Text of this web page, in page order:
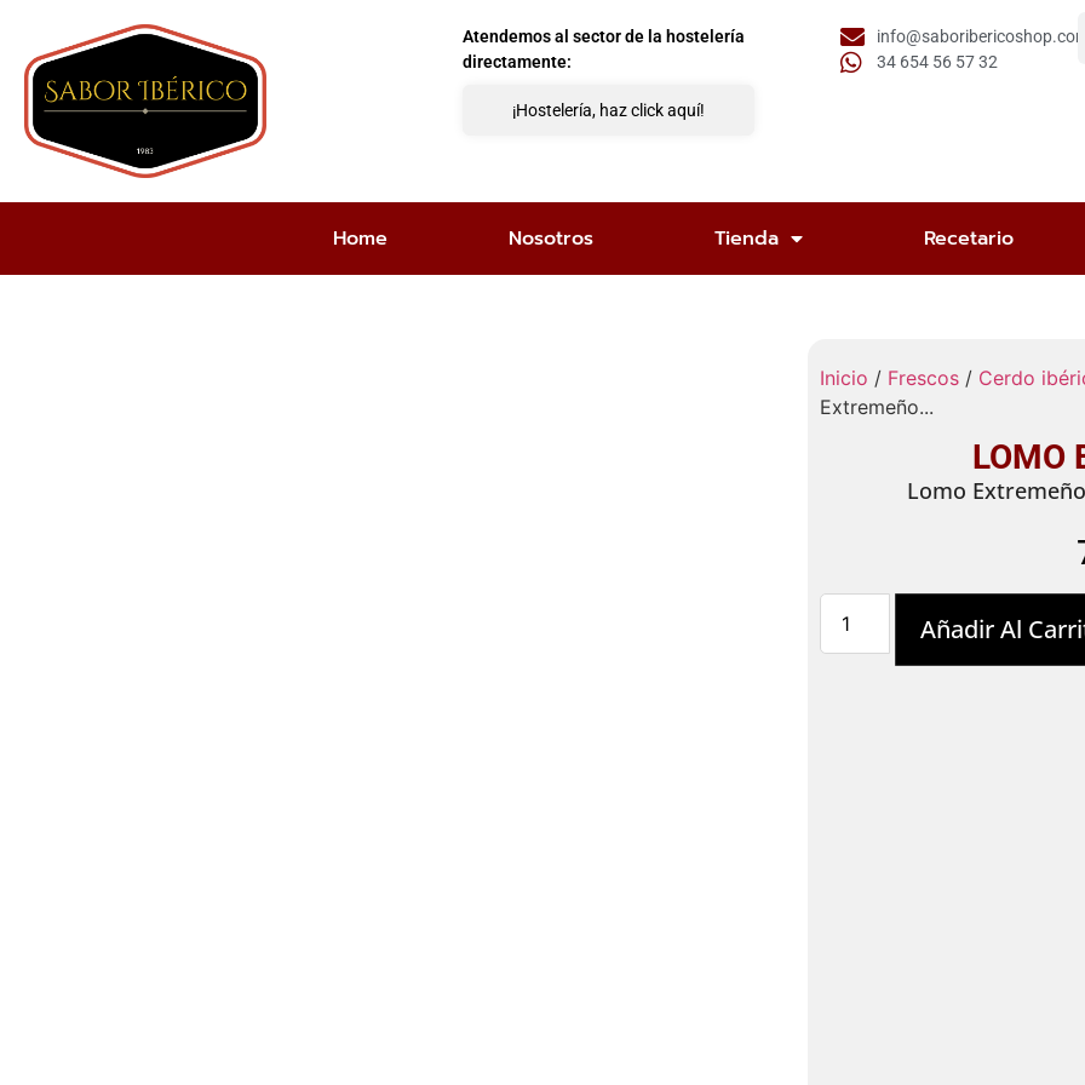
Atendemos al sector de la hostelería
directamente:
¡Hostelería, haz click aquí!
info@saboribericoshop.com
34 654 56 57 32
Home Nosotros Tienda Recetario
Inicio / Frescos/ Cerdo
Extremeño...
LOMO
Lomo
Añadir Al